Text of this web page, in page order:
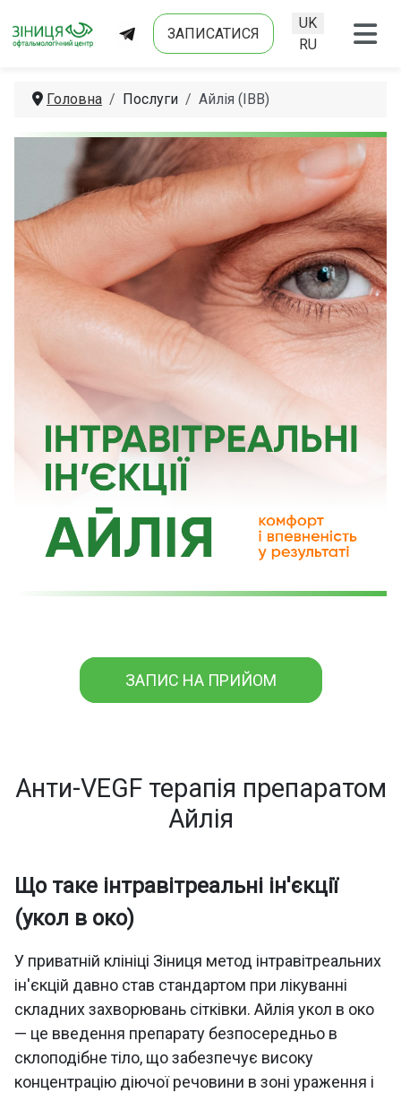
ЗАПИСАТИСЯ
Оберіть свою
UK
RU
Головна Послуги Айлія (ІВВ)
ЗАПИС НА ПРИЙОМ
Анти-VEGF терапія препаратом
Айлія
Що таке інтравітреальні ін'єкції
(укол в око)
У приватній клініці Зіниця метод інтравітреальних
ін'єкцій давно став стандартом при лікуванні
складних захворювань сітківки. Айлія укол в око
— це введення препарату безпосередньо в
склоподібне тіло, що забезпечує високу
концентрацію діючої речовини в зоні ураження і